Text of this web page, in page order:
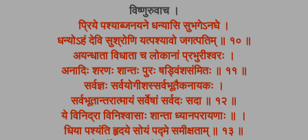
विष्णुरुवाच ।
प्रिये पश्याब्जनयने धन्यासि सुभगेऽनघे ।
धन्योऽहं देवि सुश्रोणि यत्पश्यावो जगत्पतिम् ॥ १० ॥
अयन्धाता विधाता च लोकानां प्रभुरीश्वरः ।
अनादिः शरणः शान्तः पुरः षड्विंशसंमितः ॥ ११ ॥
सर्वज्ञः सर्वयोगीशस्सर्वभूतैकनायकः ।
सर्वभूतान्तरात्मायं सर्वेषां सर्वदः सदा ॥ १२ ॥
ये विनिद्रा विनिश्वासाः शान्ता ध्यानपरायणाः ॥ ।
धिया पश्यंति हृदये सोयं पद्मे समीक्षताम् ॥ १३ ॥